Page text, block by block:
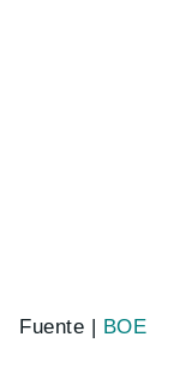
Fuente | BOE